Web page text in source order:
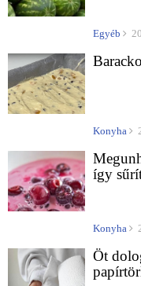
Egyéb
Konyha
így
Konyha
Öt